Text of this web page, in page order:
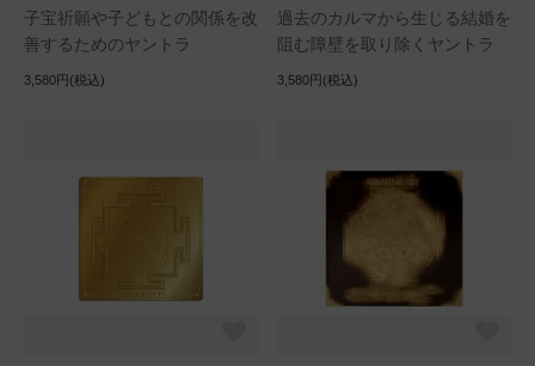
子宝祈願や子どもとの関係を改
善するためのヤントラ
3,580円(税込)
過去のカルマから生じる結婚を
阻む障壁を取り除くヤントラ
3,580円(税込)